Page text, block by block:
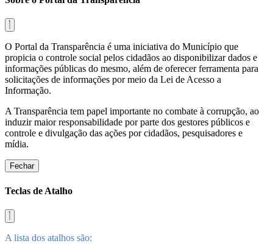
O Portal da Transparência é uma iniciativa do Município que
propicia o controle social pelos cidadãos ao disponibilizar dados e
informações públicas do mesmo, além de oferecer ferramenta para
solicitações de informações por meio da Lei de Acesso a
Informação.
A Transparência tem papel importante no combate à corrupção, ao
induzir maior responsabilidade por parte dos gestores públicos e
controle e divulgação das ações por cidadãos, pesquisadores e
mídia.
Fechar
Teclas de Atalho
A lista dos atalhos são: